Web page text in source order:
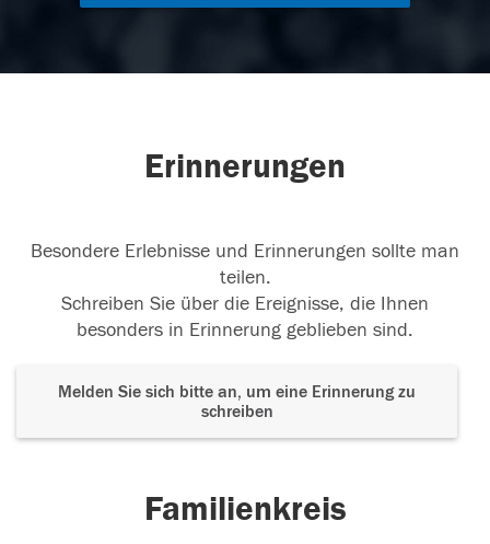
Erinnerungen
Besondere Erlebnisse und Erinnerungen sollte man
teilen.
Schreiben Sie über die Ereignisse, die Ihnen
besonders in Erinnerung geblieben sind.
Melden Sie sich bitte an, um eine Erinnerung zu
schreiben
Familienkreis